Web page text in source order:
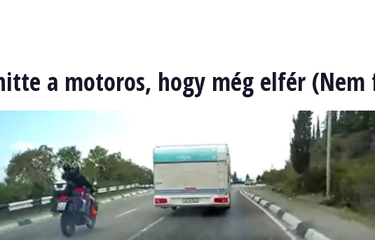
a motoros, hogy még elfér